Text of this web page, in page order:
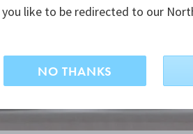
like to be redirected to our
NO THANKS